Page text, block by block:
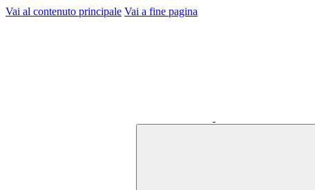
Vai al contenuto principale Vai a fine pagina